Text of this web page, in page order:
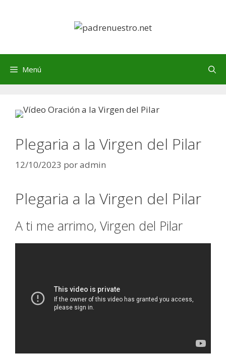
Menú
Plegaria a la Virgen del Pilar
12/10/2023 poradmin
Plegaria a la Virgen del Pilar
A ti me arrimo, Virgen del Pilar